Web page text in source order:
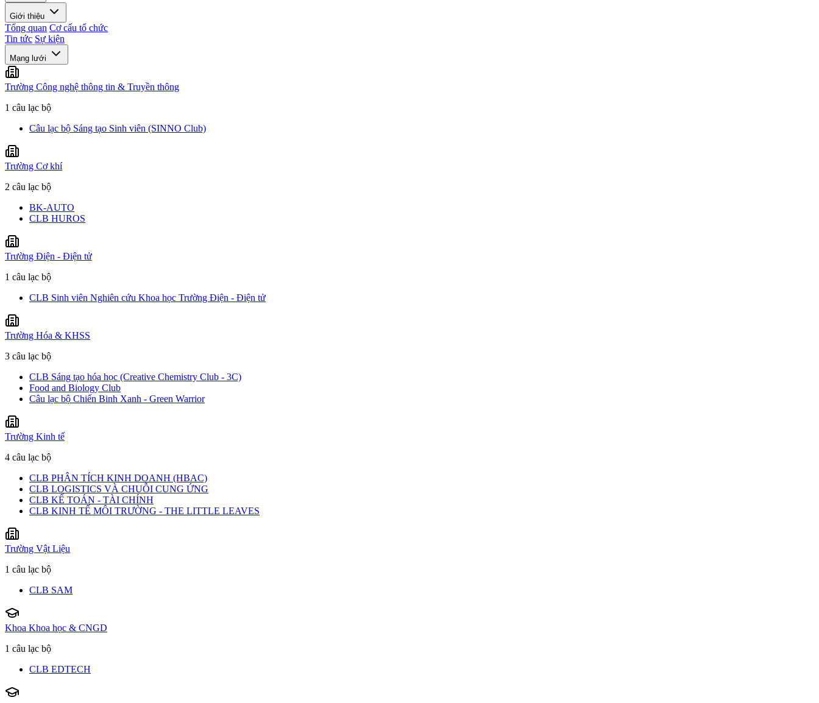
Giới thiệu
Tổng quan Cơ cấu tổ chức
Tin tức Sự kiện
Mạng lưới
Trường Công nghệ thông tin & Truyền thông
1 câu lạc bộ
Câu lạc bộ Sáng tạo Sinh viên (SINNO Club)
Trường Cơ khí
2 câu lạc bộ
BK-AUTO
CLB HUROS
Trường Điện - Điện tử
1 câu lạc bộ
CLB Sinh viên Nghiên cứu Khoa học Trường Điện - Điện tử
Trường Hóa & KHSS
3 câu lạc bộ
CLB Sáng tạo hóa học (Creative Chemistry Club - 3C)
Food and Biology Club
Câu lạc bộ Chiến Binh Xanh - Green Warrior
Trường Kinh tế
4 câu lạc bộ
CLB PHÂN TÍCH KINH DOANH (HBAC)
CLB LOGISTICS VÀ CHUỖI CUNG ỨNG
CLB KẾ TOÁN - TÀI CHÍNH
CLB KINH TẾ MÔI TRƯỜNG - THE LITTLE LEAVES
Trường Vật Liệu
1 câu lạc bộ
CLB SAM
Khoa Khoa học & CNGD
1 câu lạc bộ
CLB EDTECH